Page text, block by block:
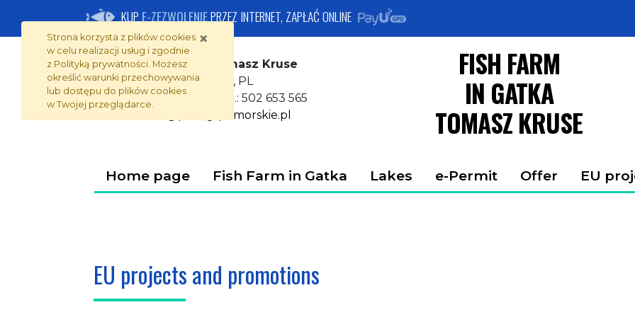
Ośrodek Hodowli Ryb w Gatce | EU
Skip to page content
×
Strona korzysta z plików cookies
w celu realizacji usług i zgodnie
z Polityką prywatności. Możesz
określić warunki przechowywania
lub dostępu do plików cookies
w Twojej przeglądarce.
KUP E-ZEZWOLENIEPRZEZ INTERNET, ZAPŁAĆ ONLINE
Fish Farm in Gatka Tomasz Kruse
Gatka 14, 77-200 Miastko, PL
tel.: 59 857 17 08, tel.kom.: 502 653 565
kruse@pstragi.pomorskie.pl
FISH FARM
IN GATKA
TOMASZ KRUSE
Home page Fish Farm in Gatka Lakes e-Permit Offer EU
EU projects and promotions